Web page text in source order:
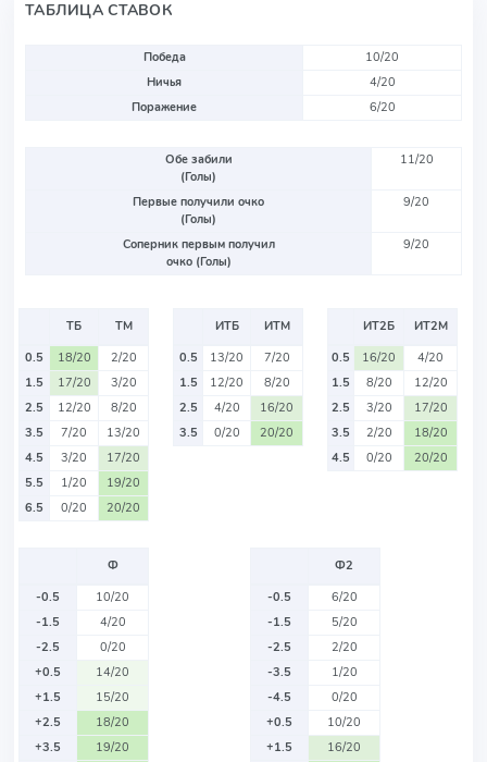
ТАБЛИЦА СТАВОК
Победа
10/20
Ничья
4/20
Поражение
6/20
Обе забили
(Голы)
11/20
Первые получили очко
(Голы)
9/20
Соперник первым получил
очко (Голы)
9/20
ТБ
ТМ
0.5
18/20
2/20
1.5
17/20
3/20
2.5
12/20
8/20
3.5
7/20
13/20
4.5
3/20
17/20
5.5
1/20
19/20
6.5
0/20 20/20
ИТБ
ИТМ
0.5
13/20
7/20
1.5
12/20
8/20
2.5
4/20
16/20
3.5
0/20 20/20
ИТ2Б
ИТ2М
0.5
16/20
4/20
1.5
8/20
12/20
2.5
3/20
17/20
3.5
2/20
18/20
4.5
0/20 20/20
Ф
-0.5
10/20
-1.5
4/20
-2.5
0/20
+0.5
14/20
+1.5
15/20
+2.5
18/20
+3.5
19/20
Ф2
-0.5
6/20
-1.5
5/20
-2.5
2/20
-3.5
1/20
-4.5
0/20
+0.5
10/20
+1.5
16/20